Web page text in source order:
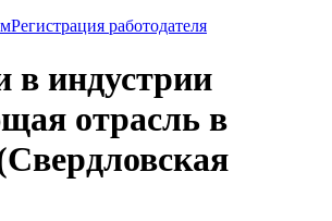
Регистрация работодателя
в индустрии
отрасль в